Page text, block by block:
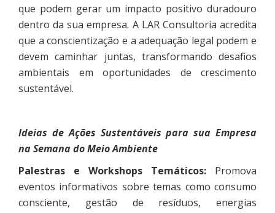
que podem gerar um impacto positivo duradouro
dentro da sua empresa. A LAR Consultoria acredita
que a conscientização e a adequação legal podem e
devem caminhar juntas, transformando desafios
ambientais em oportunidades de crescimento
sustentável.
Ideias de Ações Sustentáveis para sua Empresa
na Semana do Meio Ambiente
Palestras e Workshops Temáticos: Promova
eventos informativos sobre temas como consumo
consciente, gestão de resíduos, energias